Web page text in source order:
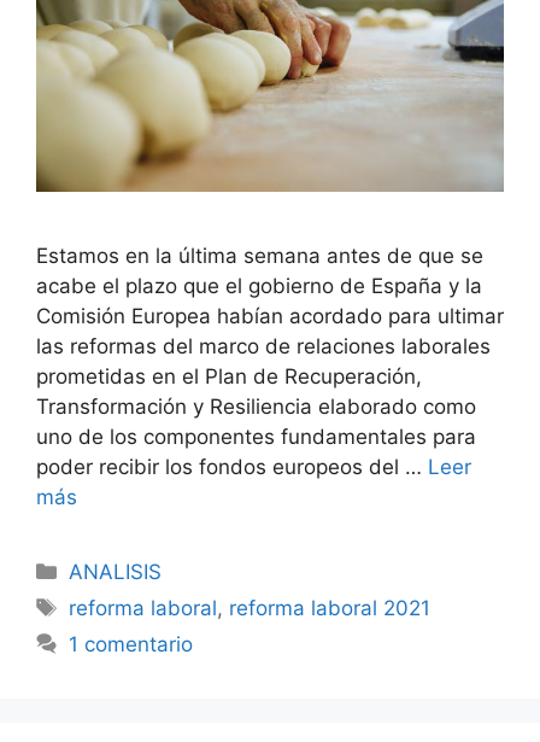
Estamos en la última semana antes de que se
acabe el plazo que el gobierno de España y la
Comisión Europea habían acordado para ultimar
las reformas del marco de relaciones laborales
prometidas en el Plan de Recuperación,
Transformación y Resiliencia elaborado como
uno de los componentes fundamentales para
poder recibir los fondos europeos del … Leer
más
ANALISIS
reforma laboral, reforma laboral 2021
1 comentario